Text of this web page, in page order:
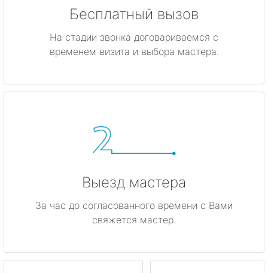
Бесплатный вызов
На стадии звонка договариваемся с
временем визита и выбора мастера.
Выезд мастера
За час до согласованного времени с Вами
свяжется мастер.